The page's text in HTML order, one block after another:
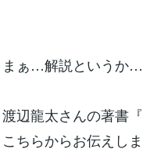
まぁ…解説というか…
渡辺龍太さんの著書
こちらからお伝えし